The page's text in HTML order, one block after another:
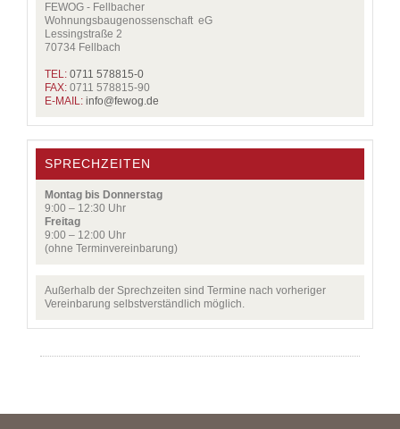
FEWOG - Fellbacher
Wohnungsbaugenossenschaft eG
Lessingstraße 2
70734 Fellbach
TEL: 0711 578815-0
FAX: 0711 578815-90
E-MAIL: info@fewog.de
SPRECHZEITEN
Montag bis Donnerstag
9:00 – 12:30 Uhr
Freitag
9:00 – 12:00 Uhr
(ohne Terminvereinbarung)
Außerhalb der Sprechzeiten sind Termine nach vorheriger
Vereinbarung selbstverständlich möglich.